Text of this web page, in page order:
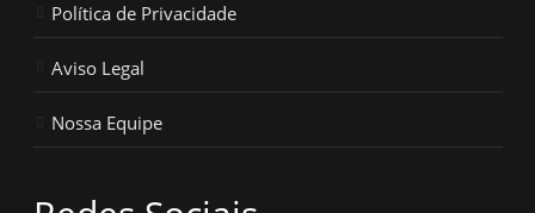
Política de Privacidade
Aviso Legal
Nossa Equipe